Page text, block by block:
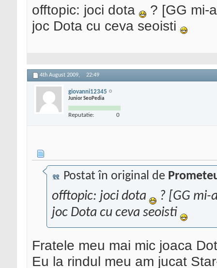
offtopic: joci dota
? [GG mi-
joc Dota cu ceva seoisti
4th August 2009, 22:49
giovanni12345
Junior SeoPedia
Reputatie: 0
Postat în original de
offtopic: joci dota
? [GG
joc Dota cu ceva seoisti
Fratele meu mai mic joaca
Eu la rindul meu am jucat